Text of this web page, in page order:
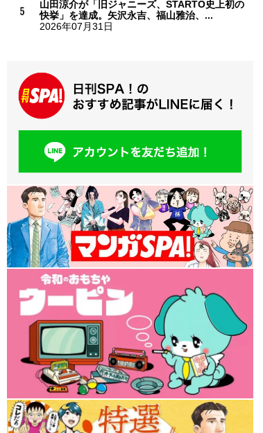
山田涼介が「旧ジャニーズ、STARTO史上初の
快挙」を達成。矢沢永吉、福山雅治、...
2026年07月31日